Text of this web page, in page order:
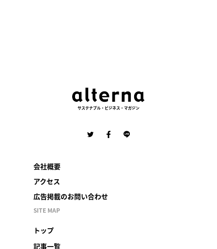
サステナブル・ビジネス・マガジン
会社概要
アクセス
広告掲載のお問い合わせ
SITE MAP
トップ
記事一覧